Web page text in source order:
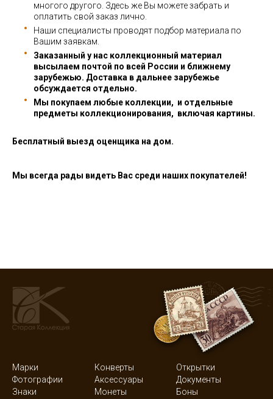
многого другого. Здесь же Вы можете забрать и
оплатить свой заказ лично.
Наши специалисты проводят подбор материала по
Вашим заявкам.
Заказанный у нас коллекционный материал
высылаем почтой по всей России и ближнему
зарубежью. Доставка в дальнее зарубежье
обсуждается отдельно.
Мы покупаем любые коллекции, и отдельные
предметы коллекционирования, включая картины.
Бесплатный выезд оценщика на дом.
Мы всегда рады видеть Вас среди наших покупателей!
Марки Конверты
Открытки
Фотографии
Аксессуары
Документы
Знаки
Монеты Боны